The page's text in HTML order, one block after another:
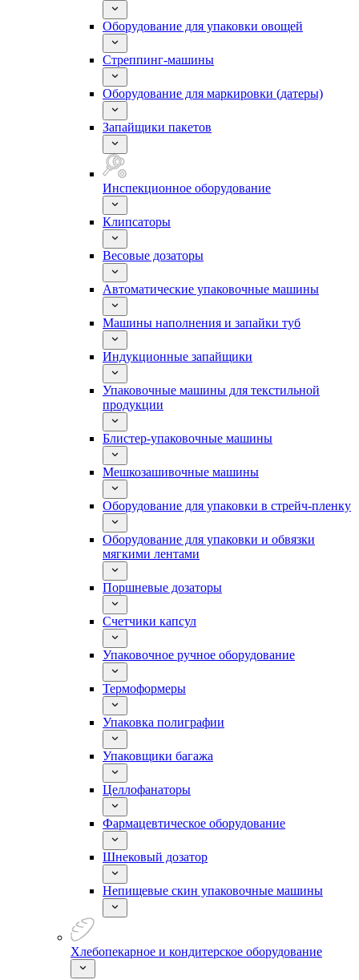
Оборудование для упаковки овощей
Стреппинг-машины
Оборудование для маркировки (датеры)
Запайщики пакетов
Инспекционное оборудование
Клипсаторы
Весовые дозаторы
Автоматические упаковочные машины
Машины наполнения и запайки туб
Индукционные запайщики
Упаковочные машины для текстильной
продукции
Блистер-упаковочные машины
Мешкозашивочные машины
Оборудование для упаковки в стрейч-пленку
Оборудование для упаковки и обвязки
мягкими лентами
Поршневые дозаторы
Счетчики капсул
Упаковочное ручное оборудование
Термоформеры
Упаковка полиграфии
Упаковщики багажа
Целлофанаторы
Фармацевтическое оборудование
Шнековый дозатор
Непищевые скин упаковочные машины
Хлебопекарное и кондитерское оборудование